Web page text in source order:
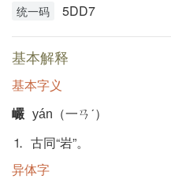
统一码 5DD7
基本解释
基本字义
巗 yán（一ㄢˊ）
⒈ 古同“岩”。
异体字